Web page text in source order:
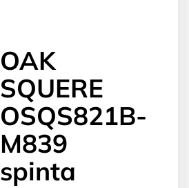
OAK
SQUERE
OSQS821B-
M839
spinta